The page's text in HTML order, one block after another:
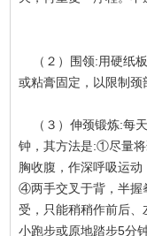
（２）围领:用硬纸
或粘膏固定，以限制颈
（３）伸颈锻炼:每
钟，其方法是:①尽量
胸收腹，作深呼吸运
④两手交叉于背，半握
受，只能稍稍作前后
小跑步或原地踏步5分钟